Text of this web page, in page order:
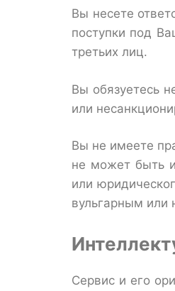
Вы несете
поступки под
третьих лиц.
Вы обязуетесь
или
Вы не имеете
не может быть
или
вульгарным или
Сервис и его